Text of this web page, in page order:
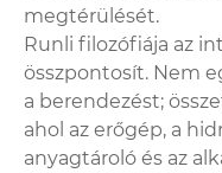
megtérülését.
Runli filozófiája az
összpontosít. Nem
a berendezést;
ahol az erőgép, a
anyagtároló és az